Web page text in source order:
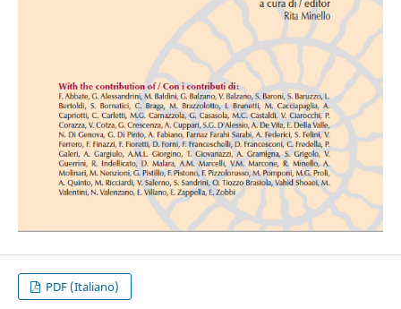
PDF (Italiano)